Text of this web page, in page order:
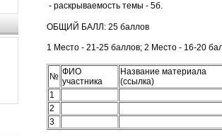
- раскрываемость темы - 5б.
ОБЩИЙ БАЛЛ: 25 баллов
1 Место - 21-25 баллов; 2 Место - 16-20
№ ФИО
участника
Название материала
(ссылка)
1
2
3